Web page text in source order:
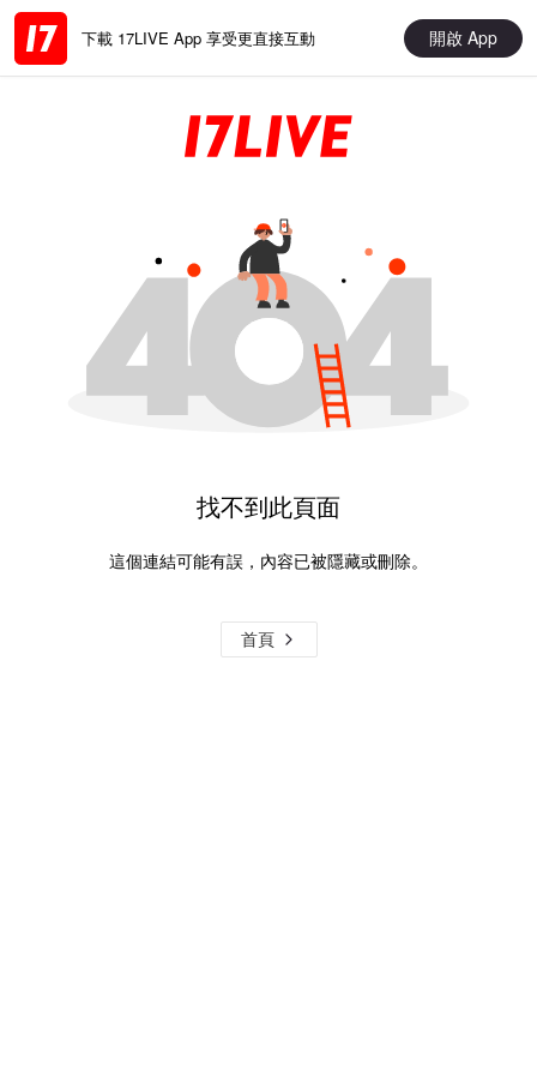
下載 17LIVE App 享受更直接互動 開啟 App
找不到此頁面
這個連結可能有誤，內容已被隱藏或刪除。
首頁